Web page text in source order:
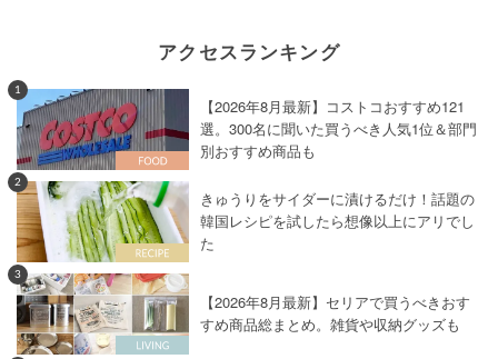
アクセスランキング
1
【2026年8月最新】コストコおすすめ121
選。300名に聞いた買うべき人気1位＆部門
別おすすめ商品も
2
きゅうりをサイダーに漬けるだけ！話題の
韓国レシピを試したら想像以上にアリでし
た
3
【2026年8月最新】セリアで買うべきおす
すめ商品総まとめ。雑貨や収納グッズも